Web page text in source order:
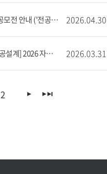
2026 자유전공학부 전공설계공모전 안내 ('전공탐색세미나' 연계) 2026.04.30
[선배와 함께하는 슬기로운 전공설계] 2026 자유전공학부 ‘전공탐색세미나’ 교과목 연계 2026.03.31
2